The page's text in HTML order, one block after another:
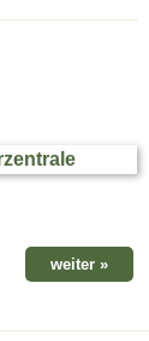
weiter »